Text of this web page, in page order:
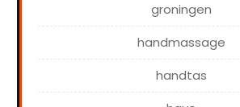
groningen
handmassage
handtas